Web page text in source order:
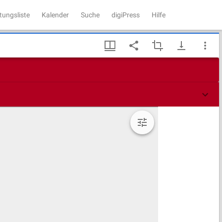
Kalender Suche digiPress Hilfe